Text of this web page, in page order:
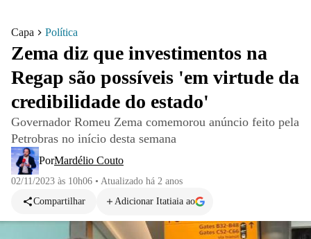
Capa Política
Zema diz que investimentos na
Regap são possíveis 'em virtude da
credibilidade do estado'
Governador Romeu Zema comemorou anúncio feito pela
Petrobras no início desta semana
PorMardélio Couto
02/11/2023 às 10h06 • Atualizado há 2 anos
Compartilhar
Adicionar Itatiaia ao